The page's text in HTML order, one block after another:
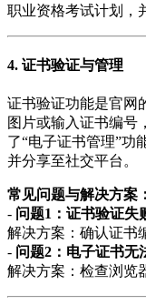
职业资格考试计划，
4. 证书验证与管理
证书验证功能是官网
图片或输入证书编号
了“电子证书管理”功
并分享至社交平台。
常见问题与解决方案：
- 问题1：证书验证失
解决方案：确认证书
- 问题2：电子证书无
解决方案：检查浏览